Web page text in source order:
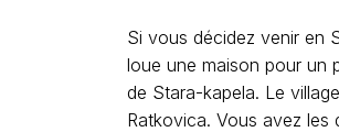
Si vous décidez venir en
loue une maison pour un
de Stara-kapela. Le
Ratkovica. Vous avez les